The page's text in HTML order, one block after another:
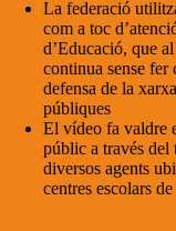
La federació
com a toc
d’Educació, que
continua sense fer
defensa de la
públiques
El vídeo fa valdre
públic a través del
diversos agents
centres escolars